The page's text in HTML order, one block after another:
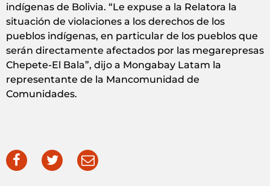
indígenas de Bolivia. “Le expuse a la Relatora la
situación de violaciones a los derechos de los
pueblos indígenas, en particular de los pueblos que
serán directamente afectados por las megarepresas
Chepete-El Bala”, dijo a Mongabay Latam la
representante de la Mancomunidad de
Comunidades.